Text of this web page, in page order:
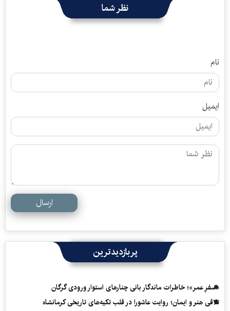
نظر شما
نام
ایمیل
ارسال
پربازدیدترین
«سفرِ عمر»؛ خاطرات ماندگار بانی چنارهای استوار ورودی گرگان
تلاقی هنر و ایمان؛ روایت عاشورا در قلب تکیه‌های تاریخی کرمانشاه